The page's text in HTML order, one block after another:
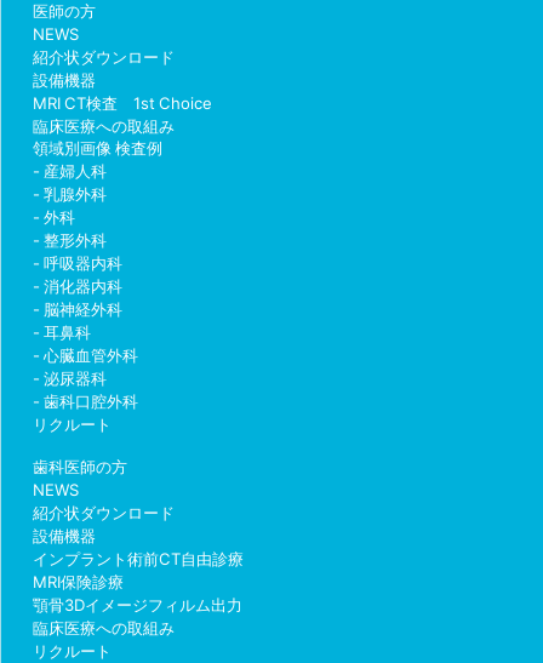
医師の方
NEWS
紹介状ダウンロード
設備機器
MRI CT検査 1st Choice
臨床医療への取組み
領域別画像 検査例
産婦人科
乳腺外科
外科
整形外科
呼吸器内科
消化器内科
脳神経外科
耳鼻科
心臓血管外科
泌尿器科
歯科口腔外科
リクルート
歯科医師の方
NEWS
紹介状ダウンロード
設備機器
インプラント術前CT自由診療
MRI保険診療
顎骨3Dイメージフィルム出力
臨床医療への取組み
リクルート